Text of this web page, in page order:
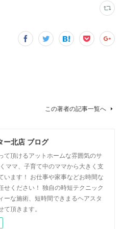
この著者の記事一覧へ
ー北店 ブログ
て頂けるアットホームな雰囲気のサ
ママ、子育て中のママから大きく支
います！ お仕事や家事などお時間な
せください！ 独自の時短テクニック
ーな施術、短時間できまるヘアスタ
頂きます。